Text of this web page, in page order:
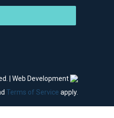
| Web Development
Terms of Service apply.